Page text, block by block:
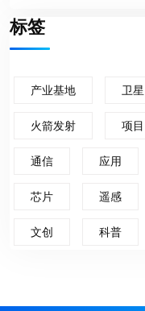
标签
产业基地 卫星
火箭发射 项目
通信 应用
芯片 遥感
文创 科普